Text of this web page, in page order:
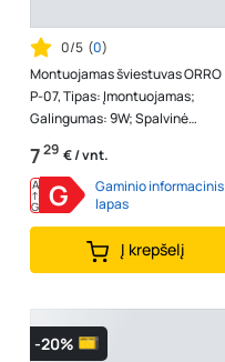
0/5 (0)
Montuojamas šviestuvas ORRO
P-07, Tipas: Įmontuojamas;
Galingumas: 9W; Spalvinė
temperatūra: 3000K;
Apšviestumas: 600lm;...
729 € / vnt.
A
↑
G G
Gaminio informacinis
lapas
Į krepšelį
-20%